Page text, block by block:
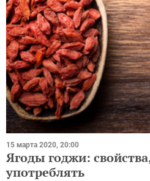
15 марта 2020, 20:00
Ягоды годжи:
употреблять